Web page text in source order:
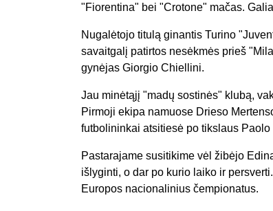
"Fiorentina" bei "Crotone" mačas.
Nugalėtojo titulą ginantis Turino
savaitgalį patirtos nesėkmės prieš
gynėjas Giorgio Chiellini.
Jau minėtąjį "madų sostinės" klubą,
Pirmoji ekipa namuose Drieso
futbolininkai atsitiesė po tikslaus
Pastarajame susitikime vėl žibėjo
išlyginti, o dar po kurio laiko ir
Europos nacionalinius čempionatus.